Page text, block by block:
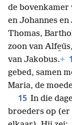
de bovenkamer
en Johannes
Thomas,
zoon van
van Jakobus.+
gebed, samen
Maria, de
15 In die
broeders op (er